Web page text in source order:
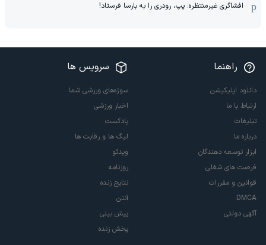
افشاگری غیرمنتظره: پپ، رودری را به بارسا فرستاد!
راهنما
دانلود اپلیکیشن
ارتباط با ما
تبلیغات
درباره ما
ابزار توسعه دهندگان
فرصت های شغلی
قوانین و مقررات
DMCA
آگهی دولتی
سرویس ها
سوژه‌های ورزشی شما
اخبار ورزشی
پادکست
لیگ ها و رقابت ها
ویدئو
روزنامه
نتایج زنده
آنتن
پیش بینی
پخش زنده